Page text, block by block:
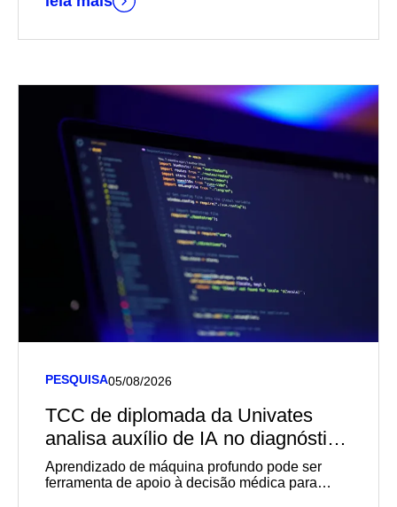
PESQUISA05/08/2026
TCC de diplomada da Univates
analisa auxílio de IA no diagnóstico
de câncer de mama
Aprendizado de máquina profundo pode ser
ferramenta de apoio à decisão médica para